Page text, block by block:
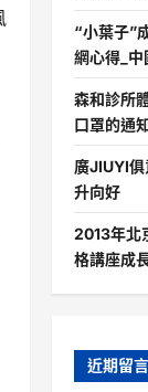
“小葉子”
網心得_中
森和診所
口罩的通
廣JIUYI
升向好
2013年北
格講座成
近期留言